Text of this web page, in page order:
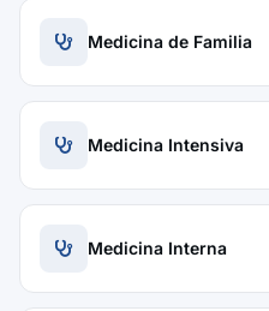
Medicina de Familia
Medicina Intensiva
Medicina Interna